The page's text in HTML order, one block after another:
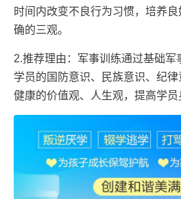
时间内改变不良行为习惯，培养
确的三观。
2.推荐理由：军事训练通过基础军
学员的国防意识、民族意识、纪律
健康的价值观、人生观，提高学员